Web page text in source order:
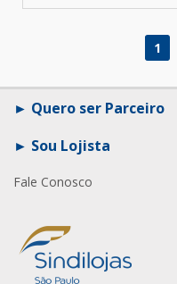
1
Quero ser Parceiro
Sou Lojista
Fale Conosco